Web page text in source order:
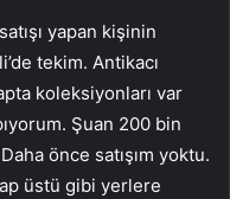
yapan kişinin
tekim. Antikacı
koleksiyonları var
Şuan 200 bin
önce satışım yoktu.
üstü gibi yerlere